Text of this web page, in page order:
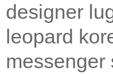
designer
leopard
messenger